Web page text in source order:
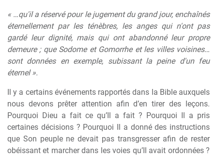
« …qu'il a réservé pour le jugement du grand jour, enchaînés
éternellement par les ténèbres, les anges qui n'ont pas
gardé leur dignité, mais qui ont abandonné leur propre
demeure ; que Sodome et Gomorrhe et les villes voisines…
sont données en exemple, subissant la peine d'un feu
éternel ».
Il y a certains événements rapportés dans la Bible auxquels
nous devons prêter attention afin d’en tirer des leçons.
Pourquoi Dieu a fait ce qu’Il a fait ? Pourquoi Il a pris
certaines décisions ? Pourquoi Il a donné des instructions
que Son peuple ne devait pas transgresser afin de rester
obéissant et marcher dans les voies qu’Il avait ordonnées ?